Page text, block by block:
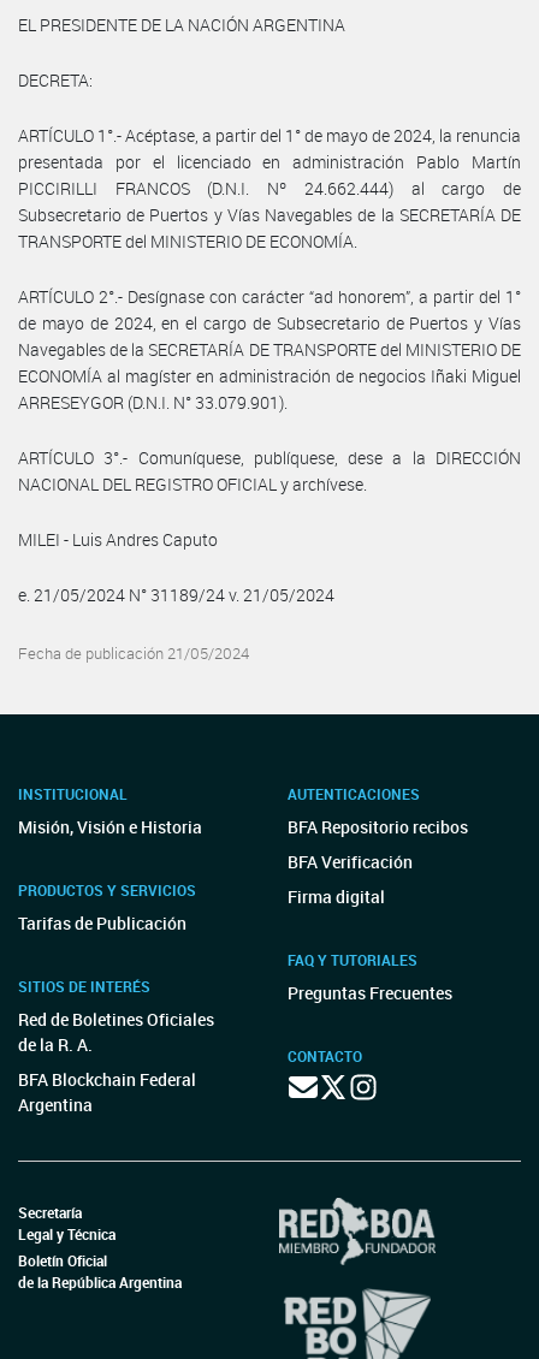
EL PRESIDENTE DE LA NACIÓN ARGENTINA
DECRETA:
ARTÍCULO 1°.- Acéptase, a partir del 1° de mayo de 2024, la renuncia
presentada por el licenciado en administración Pablo Martín
PICCIRILLI FRANCOS (D.N.I. Nº 24.662.444) al cargo de
Subsecretario de Puertos y Vías Navegables de la SECRETARÍA DE
TRANSPORTE del MINISTERIO DE ECONOMÍA.
ARTÍCULO 2°.- Desígnase con carácter “ad honorem”, a partir del 1°
de mayo de 2024, en el cargo de Subsecretario de Puertos y Vías
Navegables de la SECRETARÍA DE TRANSPORTE del MINISTERIO DE
ECONOMÍA al magíster en administración de negocios Iñaki Miguel
ARRESEYGOR (D.N.I. N° 33.079.901).
ARTÍCULO 3°.- Comuníquese, publíquese, dese a la DIRECCIÓN
NACIONAL DEL REGISTRO OFICIAL y archívese.
MILEI - Luis Andres Caputo
e. 21/05/2024 N° 31189/24 v. 21/05/2024
Fecha de publicación 21/05/2024
INSTITUCIONAL
Misión, Visión e Historia
PRODUCTOS Y SERVICIOS
Tarifas de Publicación
SITIOS DE INTERÉS
Red de Boletines Oficiales
de la R. A.
BFA Blockchain Federal
Argentina
AUTENTICACIONES
BFA Repositorio recibos
BFA Verificación
Firma digital
FAQ Y TUTORIALES
Preguntas Frecuentes
CONTACTO
Secretaría
Legal y Técnica
Boletín Oficial
de la República Argentina